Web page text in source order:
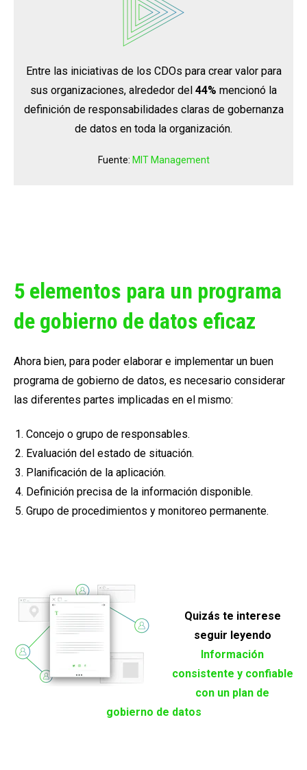
Entre las iniciativas de los CDOs para crear valor para
sus organizaciones, alrededor del 44% mencionó la
definición de responsabilidades claras de gobernanza
de datos en toda la organización.
Fuente: MIT Management
5 elementos para un programa
de gobierno de datos eficaz
Ahora bien, para poder elaborar e implementar un buen
programa de gobierno de datos, es necesario considerar
las diferentes partes implicadas en el mismo:
Concejo o grupo de responsables.
Evaluación del estado de situación.
Planificación de la aplicación.
Definición precisa de la información disponible.
Grupo de procedimientos y monitoreo permanente.
Quizás te interese
seguir leyendo
Información
consistente y confiable
con un plan de
gobierno de datos